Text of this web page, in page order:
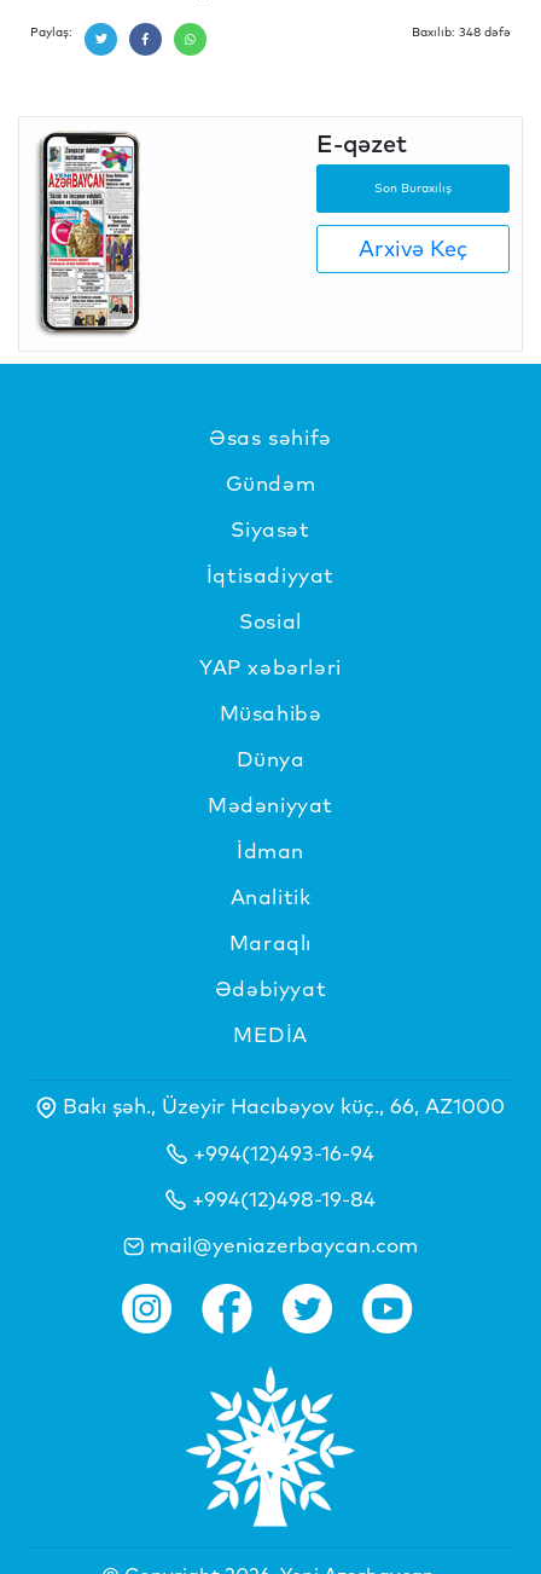
Paylaş: Baxılıb: 348 dəfə
E-qəzet
Son Buraxılış
Arxivə Keç
Əsas səhifə
Gündəm
Siyasət
İqtisadiyyat
Sosial
YAP xəbərləri
Müsahibə
Dünya
Mədəniyyat
İdman
Analitik
Maraqlı
Ədəbiyyat
MEDİA
Bakı şəh., Üzeyir Hacıbəyov küç., 66, AZ1000
+994(12)493-16-94
+994(12)498-19-84
mail@yeniazerbaycan.com